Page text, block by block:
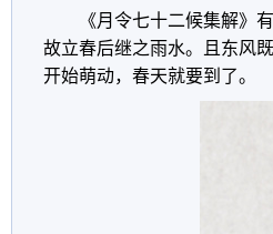
《月令七十二候集解》
故立春后继之雨水。且东风
开始萌动，春天就要到了。